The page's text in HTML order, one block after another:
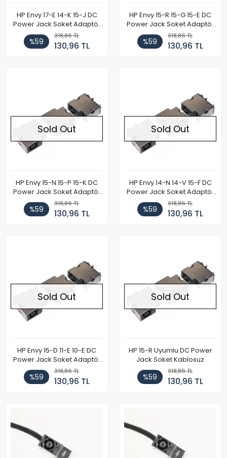
HP Envy 17-E 14-K 15-J DC
Power Jack Soket Adaptör
Girişi
%59
318,86 TL
130,96 TL
HP Envy 15-R 15-G 15-E DC
Power Jack Soket Adaptör
Girişi
%59
318,86 TL
130,96 TL
Sold Out
HP Envy 15-N 15-P 15-K DC
Power Jack Soket Adaptör
Girişi
%59
318,86 TL
130,96 TL
Sold Out
HP Envy 14-N 14-V 15-F DC
Power Jack Soket Adaptör
Girişi
%59
318,86 TL
130,96 TL
Sold Out
HP Envy 15-D 11-E 10-E DC
Power Jack Soket Adaptör
Girişi
%59
318,86 TL
130,96 TL
Sold Out
HP 15-R Uyumlu DC Power
Jack Soket Kablosuz
%59
318,86 TL
130,96 TL